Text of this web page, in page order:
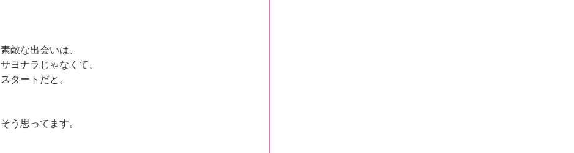
素敵な出会いは、
サヨナラじゃなくて、
スタートだと。
そう思ってます。